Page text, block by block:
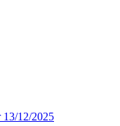
13/12/2025